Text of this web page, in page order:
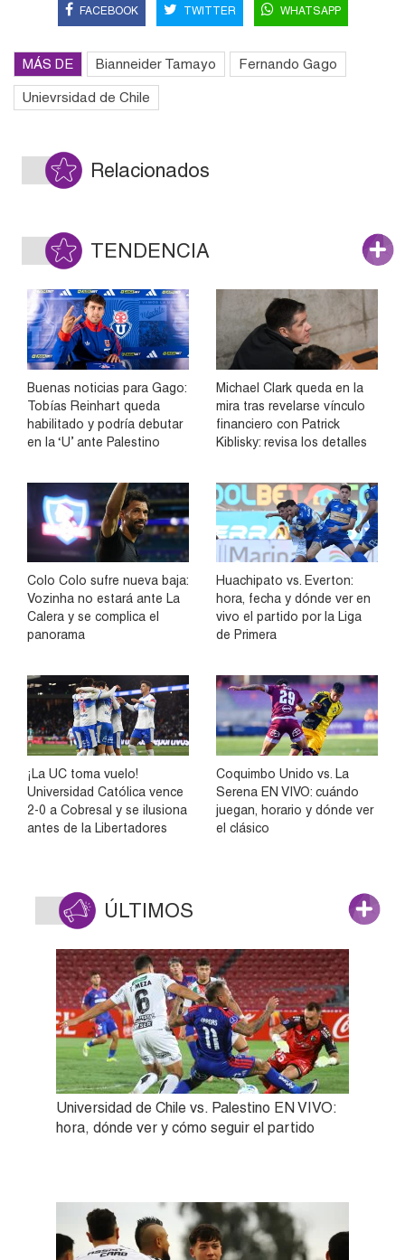
FACEBOOK TWITTER WHATSAPP
MÁS DE Bianneider Tamayo Fernando Gago
Unievrsidad de Chile
Relacionados
TENDENCIA
Buenas noticias para Gago:
Tobías Reinhart queda
habilitado y podría debutar
en la ‘U’ ante Palestino
Michael Clark queda en la
mira tras revelarse vínculo
financiero con Patrick
Kiblisky: revisa los detalles
Colo Colo sufre nueva baja:
Vozinha no estará ante La
Calera y se complica el
panorama
Huachipato vs. Everton:
hora, fecha y dónde ver en
vivo el partido por la Liga
de Primera
¡La UC toma vuelo!
Universidad Católica vence
2-0 a Cobresal y se ilusiona
antes de la Libertadores
Coquimbo Unido vs. La
Serena EN VIVO: cuándo
juegan, horario y dónde ver
el clásico
ÚLTIMOS
Universidad de Chile vs. Palestino EN VIVO:
hora, dónde ver y cómo seguir el partido